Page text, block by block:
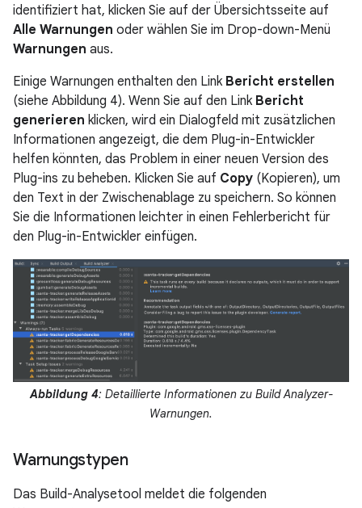
identifiziert hat, klicken Sie auf der Übersichtsseite auf
Alle Warnungen oder wählen Sie im Drop-down-Menü
Warnungen aus.
Einige Warnungen enthalten den Link Bericht erstellen
(siehe Abbildung 4). Wenn Sie auf den Link Bericht
generieren klicken, wird ein Dialogfeld mit zusätzlichen
Informationen angezeigt, die dem Plug-in-Entwickler
helfen könnten, das Problem in einer neuen Version des
Plug-ins zu beheben. Klicken Sie auf Copy (Kopieren), um
den Text in der Zwischenablage zu speichern. So können
Sie die Informationen leichter in einen Fehlerbericht für
den Plug-in-Entwickler einfügen.
Abbildung 4: Detaillierte Informationen zu Build Analyzer-
Warnungen.
Warnungstypen
Das Build-Analysetool meldet die folgenden